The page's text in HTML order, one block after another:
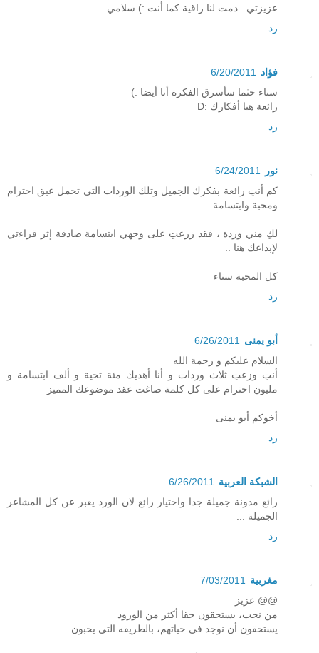
عزيزتي . دمت لنا راقية كما أنت :) سلامي .
رد
فؤاد 6/20/2011
سناء حثما سأسرق الفكرة أنا أيضا :)
رائعة هيا أفكارك :D
رد
نور
6/24/2011
كم أنتِ رائعة بفكرك الجميل وتلك الوردات التي تحمل عبق احترام
ومحبة وابتسامة
لكِ مني وردة ، فقد زرعتِ على وجهي ابتسامة صادقة إثر قراءتي
لإبداعك هنا ..
كل المحبة سناء
رد
أبو يمنى
6/26/2011
السلام عليكم و رحمة الله
أنتِ وزعتِ ثلاث وردات و أنا أهديك مئة تحية و ألف ابتسامة و
مليون احترام على كل كلمة صاغت عقد موضوعك المميز
أخوكم أبو يمنى
رد
الشبكة العربية
6/26/2011
رائع مدونة جميلة جدا واختيار رائع لان الورد يعبر عن كل المشاعر
الجميلة ...
رد
مغربية
7/03/2011
@@ عزيز
من نحب، يستحقون حقا أكثر من الورود
يستحقون أن نوجد في حياتهم، بالطريقه التي يحبون